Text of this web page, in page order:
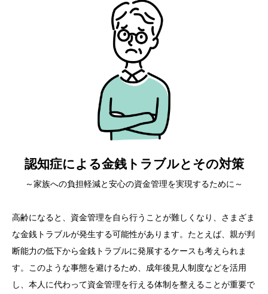
認知症による金銭トラブルとその対策
～家族への負担軽減と安心の資金管理を実現するために～
高齢になると、資金管理を自ら行うことが難しくなり、さまざま
な金銭トラブルが発生する可能性があります。たとえば、親が判
断能力の低下から金銭トラブルに発展するケースも考えられま
す。このような事態を避けるため、成年後見人制度などを活用
し、本人に代わって資金管理を行える体制を整えることが重要で